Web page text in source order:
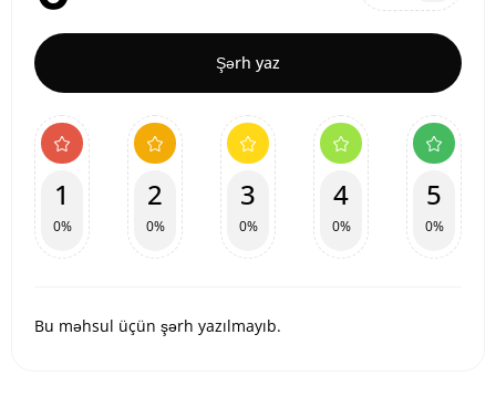
Şərh yaz
1
0%
2
0%
3
0%
4
0%
5
0%
Bu məhsul üçün şərh yazılmayıb.